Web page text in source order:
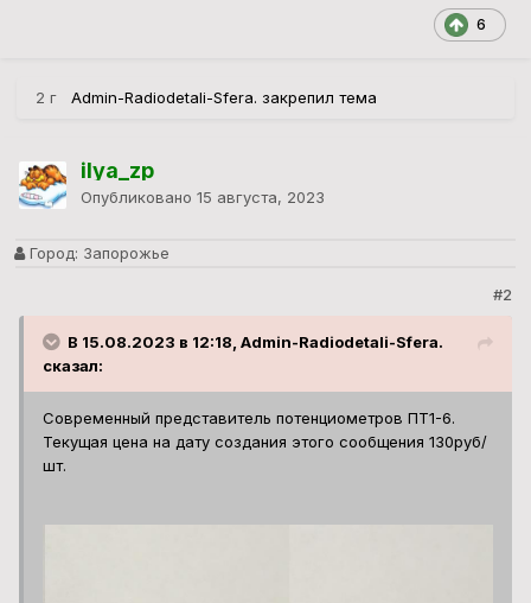
6
2 г Admin-Radiodetali-Sfera. закрепил тема
ilya_zp
Опубликовано 15 августа, 2023
Город: Запорожье
#2
В 15.08.2023 в 12:18, Admin-Radiodetali-Sfera.
сказал:
Современный представитель потенциометров ПТ1-6.
Текущая цена на дату создания этого сообщения 130руб/
шт.